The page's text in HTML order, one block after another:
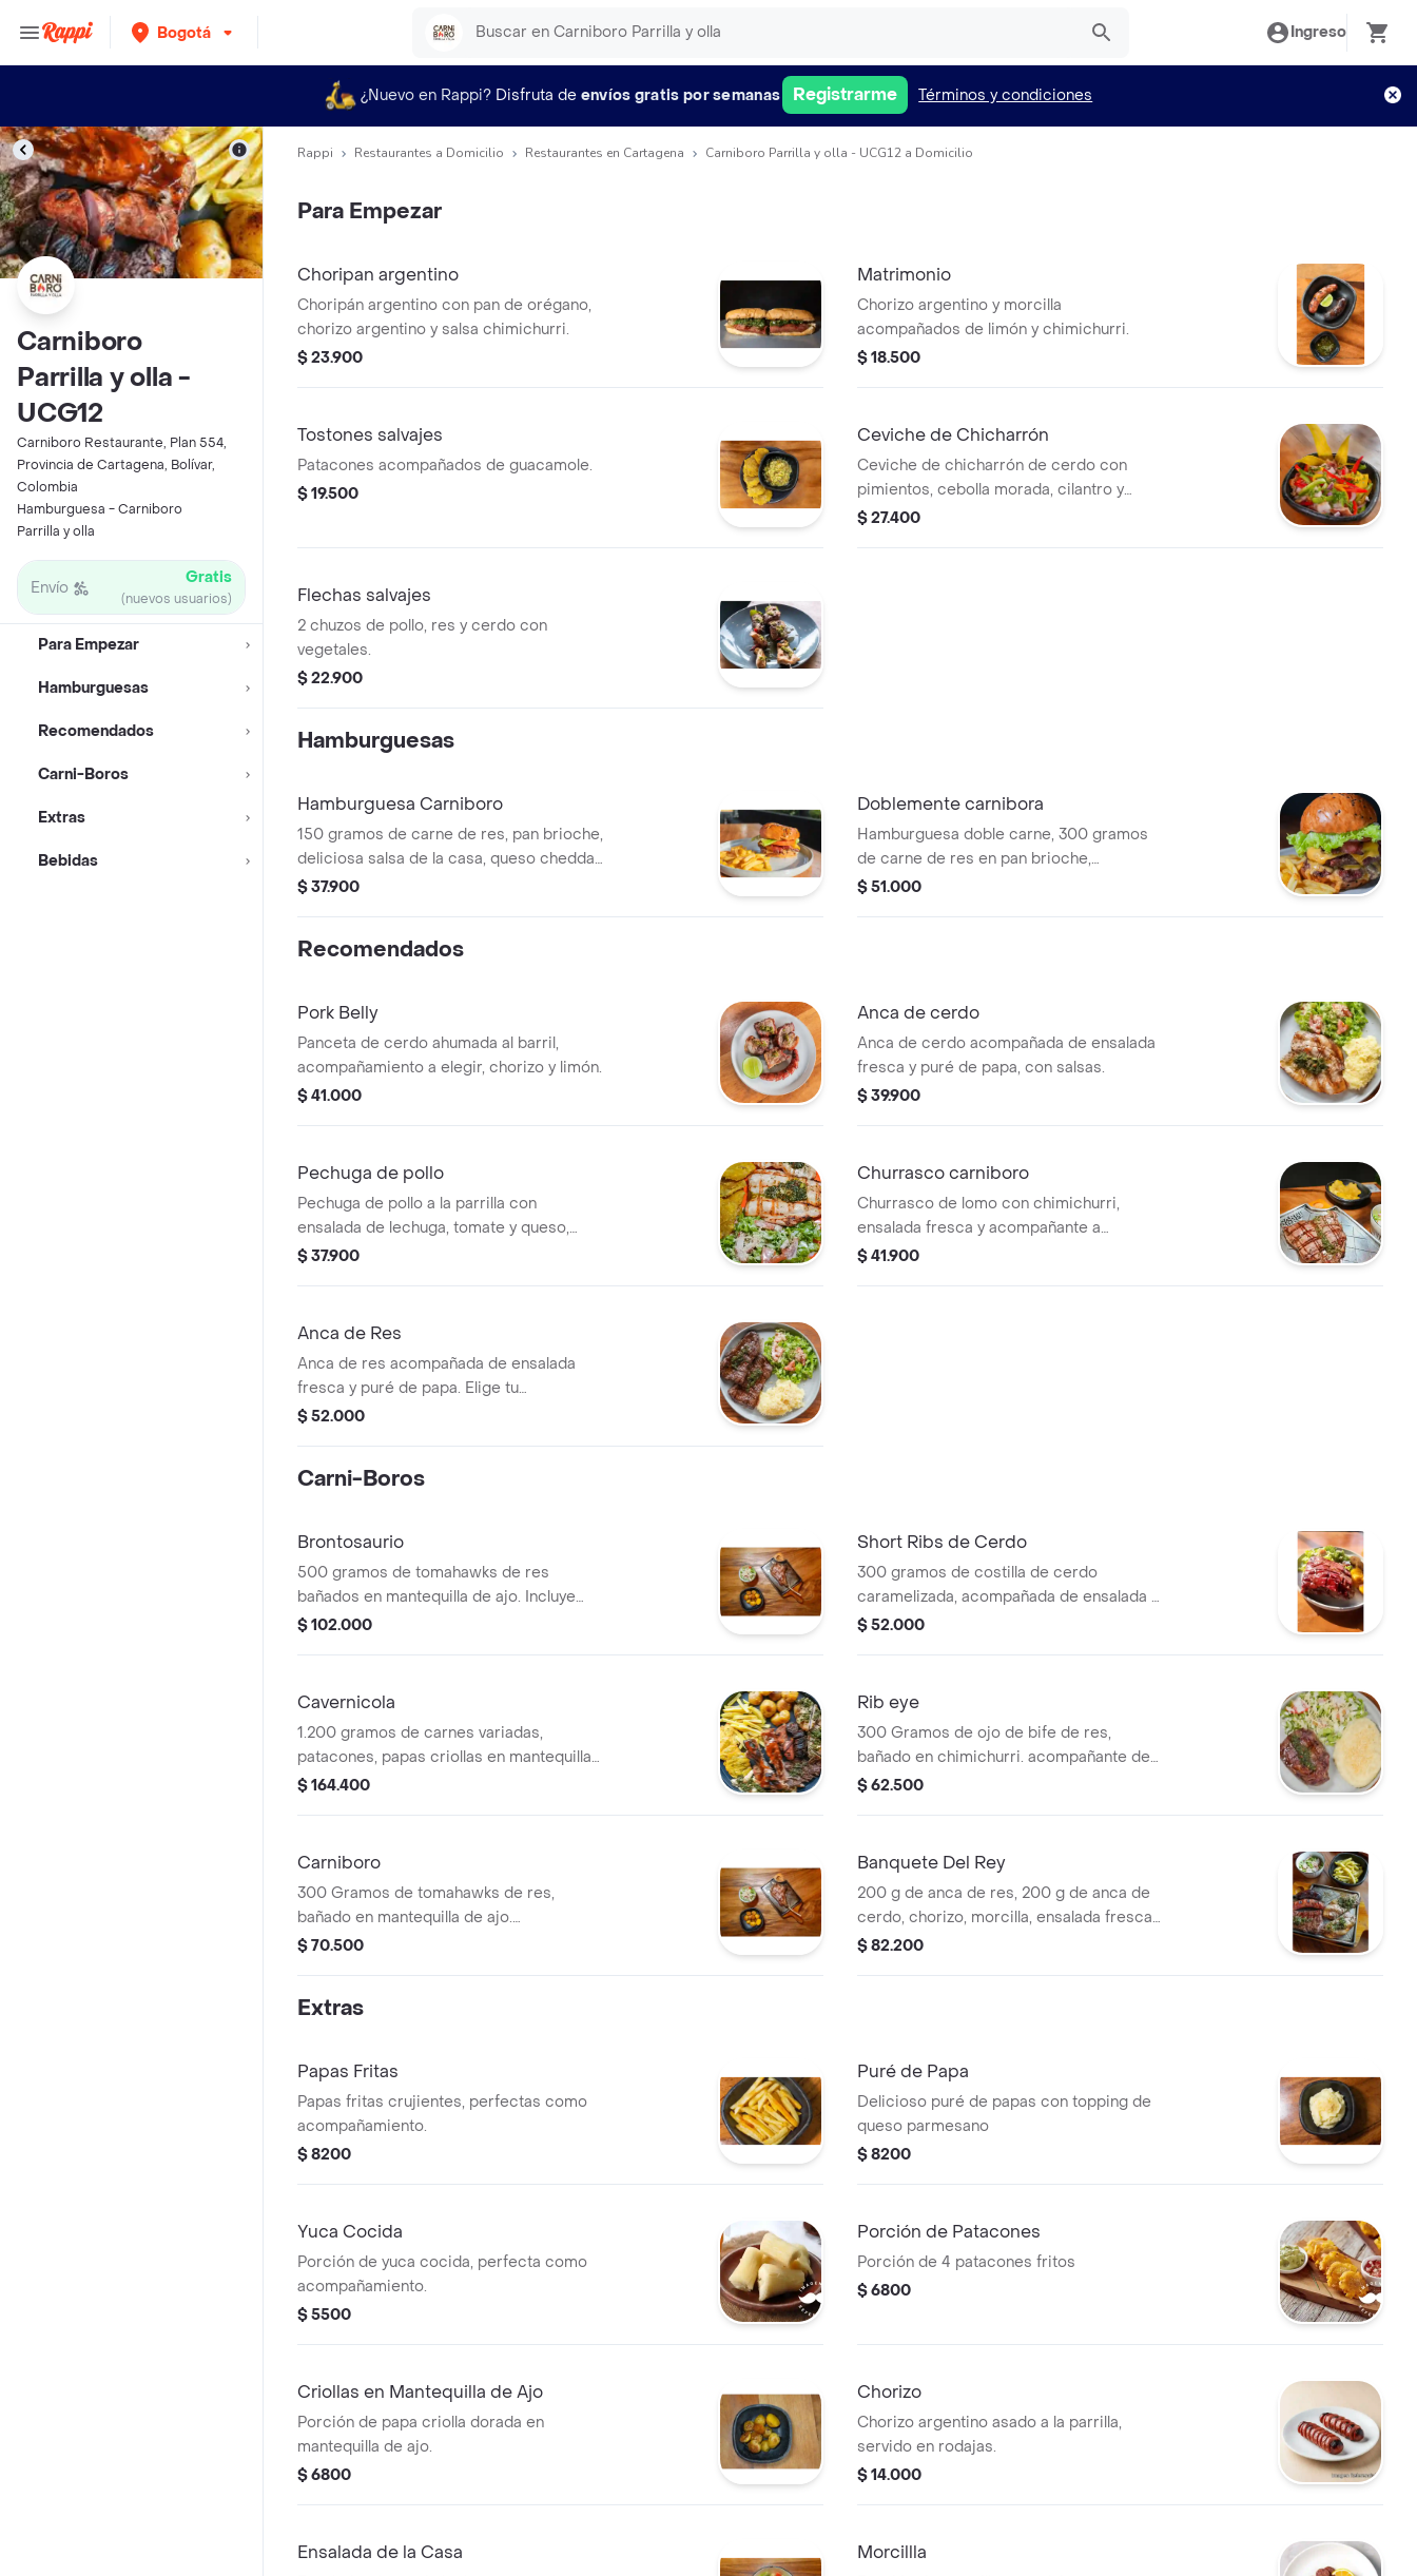
Bogotá Ingreso
¿Nuevo en Rappi? Disfruta de envíos gratis por semanas Registrarme Términos y condiciones
Carniboro
Parrilla y olla -
UCG12
Carniboro Restaurante, Plan 554,
Provincia de Cartagena, Bolívar,
Colombia
Hamburguesa - Carniboro
Parrilla y olla
Envío Gratis
(nuevos usuarios)
Para Empezar
Hamburguesas
Recomendados
Carni-Boros
Extras
Bebidas
Rappi Restaurantes a Domicilio Restaurantes en Cartagena Carniboro Parrilla y olla - UCG12 a Domicilio
Para Empezar
Choripan argentino
Choripán argentino con pan de orégano,
chorizo argentino y salsa chimichurri.
$ 23.900
Matrimonio
Chorizo argentino y morcilla
acompañados de limón y chimichurri.
$ 18.500
Tostones salvajes
Patacones acompañados de guacamole.
$ 19.500
Ceviche de Chicharrón
Ceviche de chicharrón de cerdo con
pimientos, cebolla morada, cilantro y
limón. Acompañado de plátano frito.
$ 27.400
Flechas salvajes
2 chuzos de pollo, res y cerdo con
vegetales.
$ 22.900
Hamburguesas
Hamburguesa Carniboro
150 gramos de carne de res, pan brioche,
deliciosa salsa de la casa, queso cheddar,
tocineta ahumada, cebolla caramelizada y
$ 37.900
Doblemente carnibora
Hamburguesa doble carne, 300 gramos
de carne de res en pan brioche,
acompañada de salsa de la casa, cebolla
$ 51.000
Recomendados
Pork Belly
Panceta de cerdo ahumada al barril,
acompañamiento a elegir, chorizo y limón.
$ 41.000
Anca de cerdo
Anca de cerdo acompañada de ensalada
fresca y puré de papa, con salsas.
$ 39.900
Pechuga de pollo
Pechuga de pollo a la parrilla con
ensalada de lechuga, tomate y queso,
acompañada de tostones y salsas.
$ 37.900
Churrasco carniboro
Churrasco de lomo con chimichurri,
ensalada fresca y acompañante a
elección.
$ 41.900
Anca de Res
Anca de res acompañada de ensalada
fresca y puré de papa. Elige tu
acompañamiento preferido.
$ 52.000
Carni-Boros
Brontosaurio
500 gramos de tomahawks de res
bañados en mantequilla de ajo. Incluye
papas criollas y ensalada como
$ 102.000
Short Ribs de Cerdo
300 gramos de costilla de cerdo
caramelizada, acompañada de ensalada y
plátano.
$ 52.000
Cavernicola
1.200 gramos de carnes variadas,
patacones, papas criollas en mantequilla
de ajo y papas fritas.
$ 164.400
Rib eye
300 Gramos de ojo de bife de res,
bañado en chimichurri. acompañante de
la casa.
$ 62.500
Carniboro
300 Gramos de tomahawks de res,
bañado en mantequilla de ajo.
acompañante de la casa.
$ 70.500
Banquete Del Rey
200 g de anca de res, 200 g de anca de
cerdo, chorizo, morcilla, ensalada fresca
y acompañante a la elección.
$ 82.200
Extras
Papas Fritas
Papas fritas crujientes, perfectas como
acompañamiento.
$ 8200
Puré de Papa
Delicioso puré de papas con topping de
queso parmesano
$ 8200
Yuca Cocida
Porción de yuca cocida, perfecta como
acompañamiento.
$ 5500
Porción de Patacones
Porción de 4 patacones fritos
$ 6800
Criollas en Mantequilla de Ajo
Porción de papa criolla dorada en
mantequilla de ajo.
$ 6800
Chorizo
Chorizo argentino asado a la parrilla,
servido en rodajas.
$ 14.000
Ensalada de la Casa Morcillla